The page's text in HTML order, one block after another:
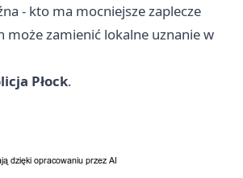
- kto ma mocniejsze zaplecze
może zamienić lokalne uznanie w
Płock.